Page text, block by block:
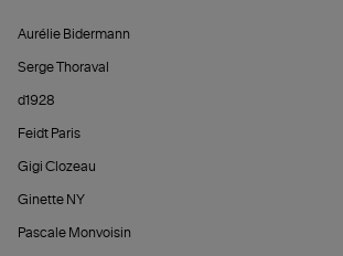
Aurélie Bidermann
Serge Thoraval
d1928
Feidt Paris
Gigi Clozeau
Ginette NY
Pascale Monvoisin